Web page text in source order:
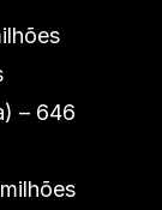
– 646